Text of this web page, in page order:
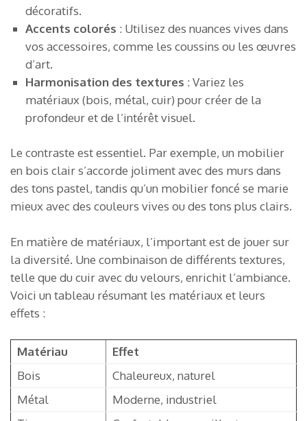
décoratifs.
Accents colorés : Utilisez des nuances vives dans
vos accessoires, comme les coussins ou les œuvres
d’art.
Harmonisation des textures : Variez les
matériaux (bois, métal, cuir) pour créer de la
profondeur et de l’intérêt visuel.
Le contraste est essentiel. Par exemple, un mobilier
en bois clair s’accorde joliment avec des murs dans
des tons pastel, tandis qu’un mobilier foncé se marie
mieux avec des couleurs vives ou des tons plus clairs.
En matière de matériaux, l’important est de jouer sur
la diversité. Une combinaison de différents textures,
telle que du cuir avec du velours, enrichit l’ambiance.
Voici un tableau résumant les matériaux et leurs
effets :
Matériau
Effet
Bois
Chaleureux, naturel
Métal
Moderne, industriel